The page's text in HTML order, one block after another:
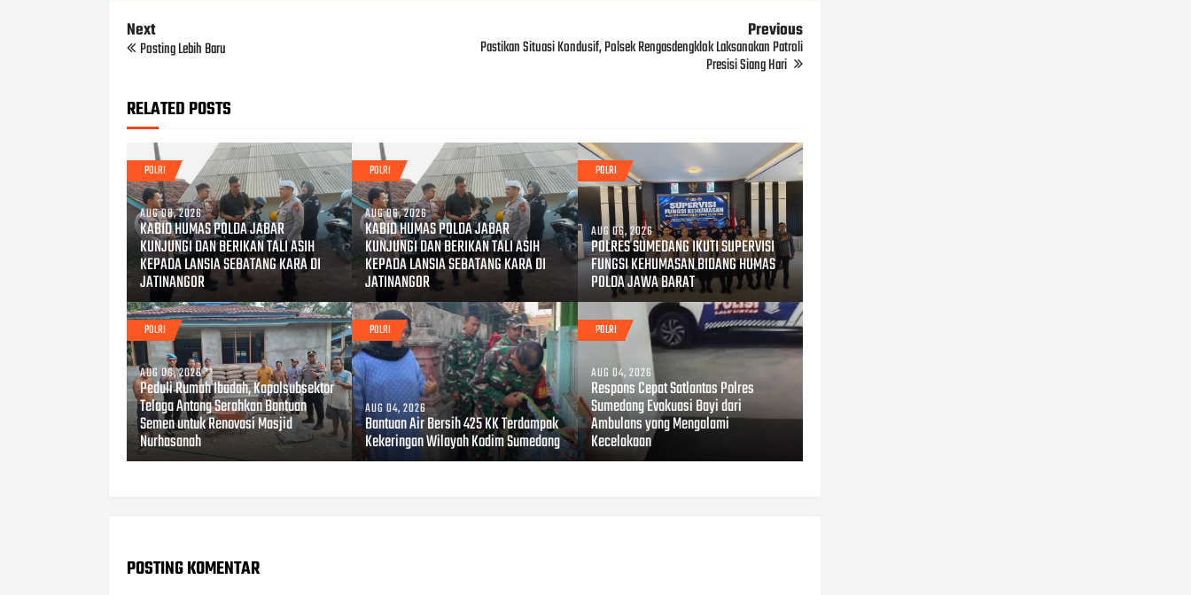
Next
Posting Lebih Baru
Previous
Pastikan Situasi Kondusif, Polsek Rengasdengklok Laksanakan Patroli
Presisi Siang Hari
RELATED POSTS
POLRI
AUG 08, 2026
KABID HUMAS POLDA JABAR
KUNJUNGI DAN BERIKAN TALI ASIH
KEPADA LANSIA SEBATANG KARA DI
JATINANGOR
POLRI
AUG 06, 2026
KABID HUMAS POLDA JABAR
KUNJUNGI DAN BERIKAN TALI ASIH
KEPADA LANSIA SEBATANG KARA DI
JATINANGOR
POLRI
AUG 06, 2026
POLRES SUMEDANG IKUTI SUPERVISI
FUNGSI KEHUMASAN BIDANG HUMAS
POLDA JAWA BARAT
POLRI
AUG 06, 2026
Peduli Rumah Ibadah, Kapolsubsektor
Telaga Antang Serahkan Bantuan
Semen untuk Renovasi Masjid
Nurhasanah
POLRI
AUG 04, 2026
Bantuan Air Bersih 425 KK Terdampak
Kekeringan Wilayah Kodim Sumedang
POLRI
AUG 04, 2026
Respons Cepat Satlantas Polres
Sumedang Evakuasi Bayi dari
Ambulans yang Mengalami
Kecelakaan
POSTING KOMENTAR